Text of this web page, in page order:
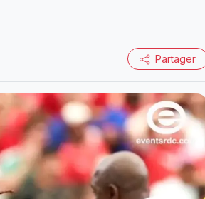
Partager